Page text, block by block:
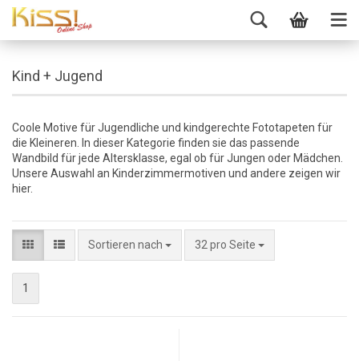
Kind + Jugend
Coole Motive für Jugendliche und kindgerechte Fototapeten für
die Kleineren. In dieser Kategorie finden sie das passende
Wandbild für jede Altersklasse, egal ob für Jungen oder Mädchen.
Unsere Auswahl an Kinderzimmermotiven und andere zeigen wir
hier.
Sortieren nach 32 pro Seite
1